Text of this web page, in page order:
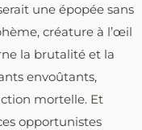
une épopée sans
créature à l’œil
la brutalité et la
envoûtants,
mortelle. Et
opportunistes